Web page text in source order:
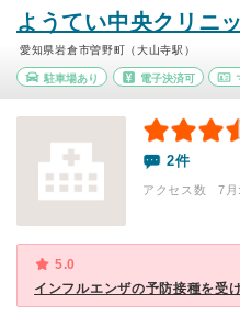
ようてい中央クリニ
愛知県岩倉市曽野町（大山寺駅）
駐車場あり 電子決済可
2件
アクセス数 7月:
5.0
インフルエンザの予防接種を受